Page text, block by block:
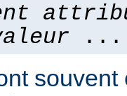
...
souvent